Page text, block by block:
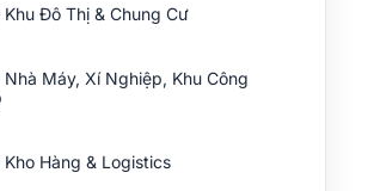
Khu Đô Thị & Chung Cư
Nhà Máy, Xí Nghiệp, Khu Công
Kho Hàng & Logistics